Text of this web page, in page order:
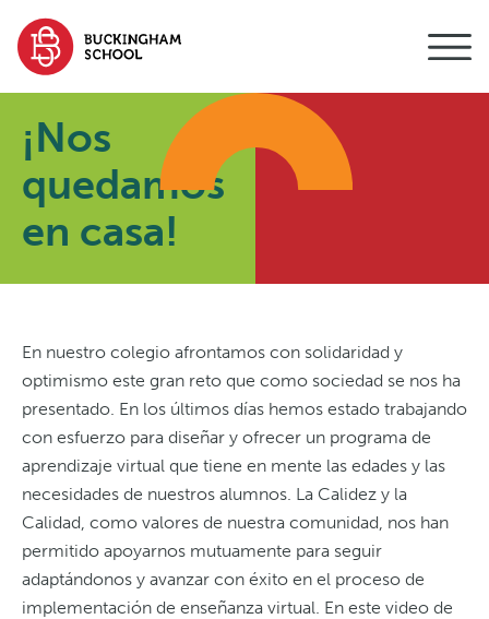
contenido
¡Nos
quedamos
en casa!
En nuestro colegio afrontamos con solidaridad y
optimismo este gran reto que como sociedad se nos ha
presentado. En los últimos días hemos estado trabajando
con esfuerzo para diseñar y ofrecer un programa de
aprendizaje virtual que tiene en mente las edades y las
necesidades de nuestros alumnos. La Calidez y la
Calidad, como valores de nuestra comunidad, nos han
permitido apoyarnos mutuamente para seguir
adaptándonos y avanzar con éxito en el proceso de
implementación de enseñanza virtual. En este video de